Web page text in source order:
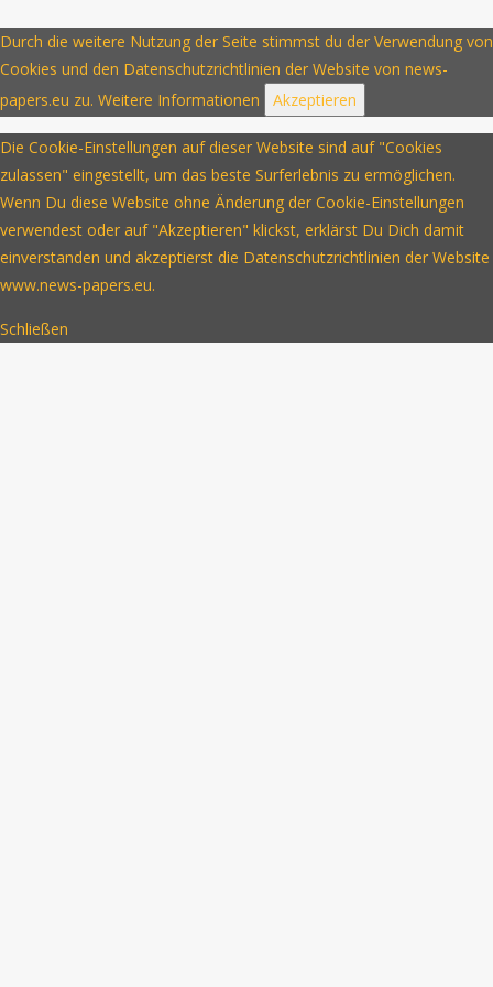
Durch die weitere Nutzung der Seite stimmst du der Verwendung von
Cookies und den Datenschutzrichtlinien der Website von news-
papers.eu zu. Weitere Informationen Akzeptieren
Die Cookie-Einstellungen auf dieser Website sind auf "Cookies
zulassen" eingestellt, um das beste Surferlebnis zu ermöglichen.
Wenn Du diese Website ohne Änderung der Cookie-Einstellungen
verwendest oder auf "Akzeptieren" klickst, erklärst Du Dich damit
einverstanden und akzeptierst die Datenschutzrichtlinien der Website
www.news-papers.eu.
Schließen